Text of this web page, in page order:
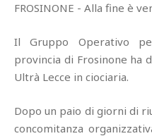
FROSINONE - Alla fine è
Il Gruppo Operativo
provincia di Frosinone ha
Ultrà Lecce in ciociaria.
Dopo un paio di giorni di
concomitanza